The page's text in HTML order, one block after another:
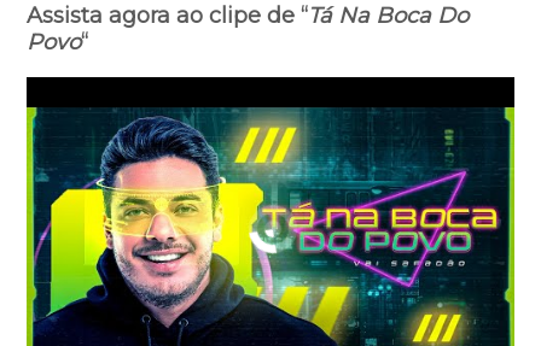
Assista agora ao clipe de “Tá Na Boca Do
Povo“